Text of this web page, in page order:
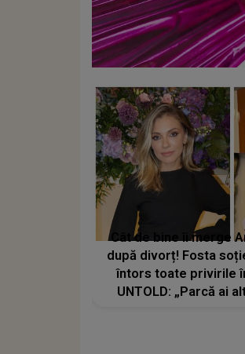
Cât de bine îi merge
după divorț! Fosta
întors toate privirile
UNTOLD: „Parcă ai